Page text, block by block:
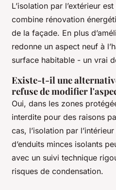
L’isolation par l’extérieur
combine rénovation
de la façade. En plus
redonne un aspect neuf à
surface habitable - un vrai
Existe-t-il une
refuse de modifier
Oui, dans les zones
interdite pour des raisons
cas, l’isolation par
d’enduits minces isolants
avec un suivi technique
risques de condensation.